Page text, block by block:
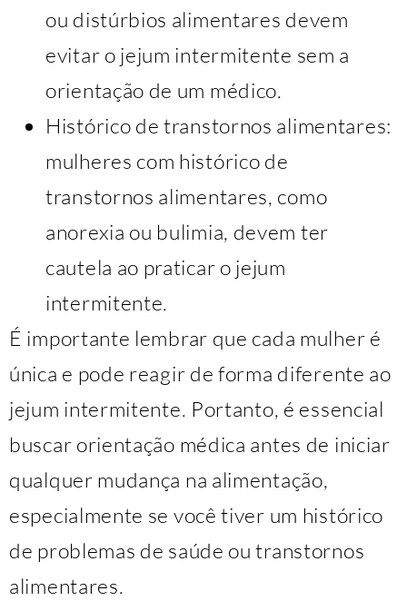
ou distúrbios alimentares devem
evitar o jejum intermitente sem a
orientação de um médico.
Histórico de transtornos alimentares:
mulheres com histórico de
transtornos alimentares, como
anorexia ou bulimia, devem ter
cautela ao praticar o jejum
intermitente.
É importante lembrar que cada mulher é
única e pode reagir de forma diferente ao
jejum intermitente. Portanto, é essencial
buscar orientação médica antes de iniciar
qualquer mudança na alimentação,
especialmente se você tiver um histórico
de problemas de saúde ou transtornos
alimentares.